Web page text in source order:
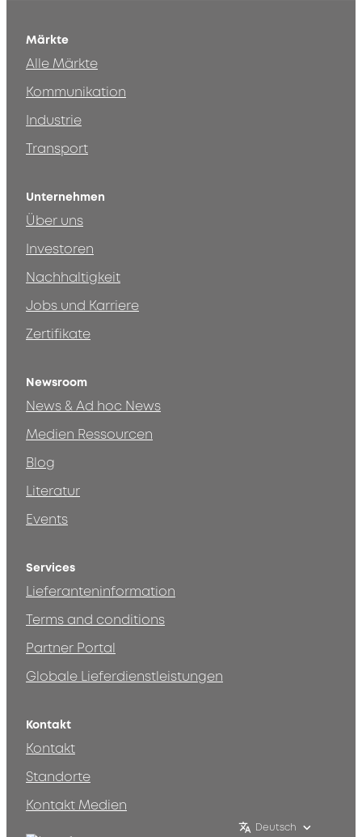
Märkte
Alle Märkte
Kommunikation
Industrie
Transport
Unternehmen
Über uns
Investoren
Nachhaltigkeit
Jobs und Karriere
Zertifikate
Newsroom
News & Ad hoc News
Medien Ressourcen
Blog
Literatur
Events
Services
Lieferanteninformation
Terms and conditions
Partner Portal
Globale Lieferdienstleistungen
Kontakt
Kontakt
Standorte
Kontakt Medien
Deutsch